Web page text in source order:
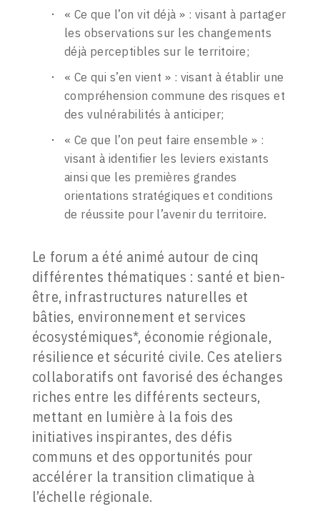
« Ce que l’on vit déjà » : visant à partager
les observations sur les changements
déjà perceptibles sur le territoire;
« Ce qui s’en vient » : visant à établir une
compréhension commune des risques et
des vulnérabilités à anticiper;
« Ce que l’on peut faire ensemble » :
visant à identifier les leviers existants
ainsi que les premières grandes
orientations stratégiques et conditions
de réussite pour l’avenir du territoire.
Le forum a été animé autour de cinq
différentes thématiques : santé et bien-
être, infrastructures naturelles et
bâties, environnement et services
écosystémiques*, économie régionale,
résilience et sécurité civile. Ces ateliers
collaboratifs ont favorisé des échanges
riches entre les différents secteurs,
mettant en lumière à la fois des
initiatives inspirantes, des défis
communs et des opportunités pour
accélérer la transition climatique à
l’échelle régionale.